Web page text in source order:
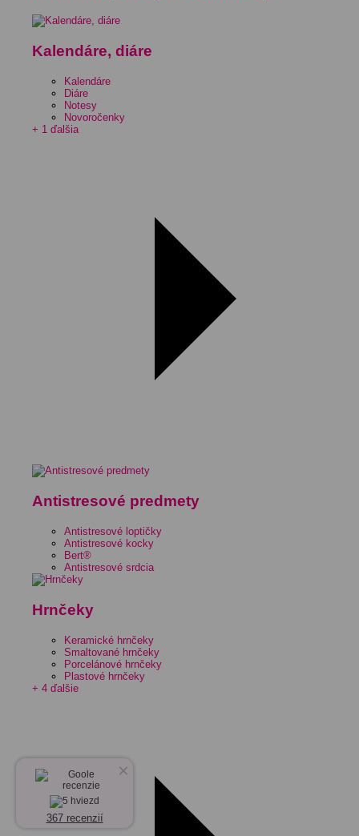
Kalendáre, diáre
Kalendáre
Diáre
Notesy
Novoročenky
+ 1 ďalšia
Antistresové predmety
Antistresové loptičky
Antistresové kocky
Bert®
Antistresové srdcia
Hrnčeky
Keramické hrnčeky
Smaltované hrnčeky
Porcelánové hrnčeky
Plastové hrnčeky
+ 4 ďalšie
×
367 recenzií